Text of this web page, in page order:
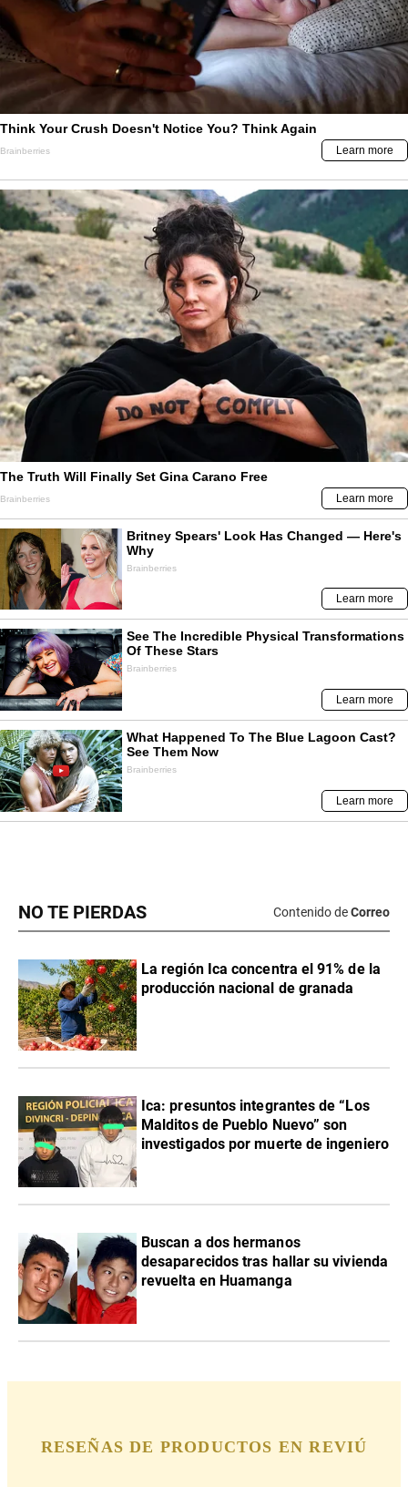
NO TE PIERDAS Contenido deCorreo
La región Ica concentra el 91% de la
producción nacional de granada
Ica: presuntos integrantes de “Los
Malditos de Pueblo Nuevo” son
investigados por muerte de ingeniero
Buscan a dos hermanos
desaparecidos tras hallar su vivienda
revuelta en Huamanga